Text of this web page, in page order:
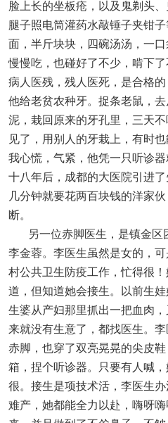
脸上长的坐板疮，以及鬼剃头
腿子照电筒灌药水敲锤子夹钳
面，半斤块块，四碗汤汤，一
慢慢吃，也碰好了不少，啃下
病人医残，残人医死，是合格
他给老贫农种牙。捉条老鼠，
泥，栽回原来的牙孔里，三天
见了，用别人的牙栽上，有时
我心慌，气紧，他凭一只听诊器
十八年后，成都的大医院引进
几分钟就要花两百块钱的洋家
断。
另一位赤脚医生，是镇金区
李金蓉。李医生虽然是女的，
村公共卫生防疫工作，忙得很
道，但知道她会接生。以前生
生婆从产妇那里抓出一把血肉
来就没有生意了，都找医生。
赤脚，也穿了双亮晃晃的尖皮
箱，捏个听诊器。只要有人喊
很。接生是项技术活，李医生
难产，她都能全力以赴，嗨呀